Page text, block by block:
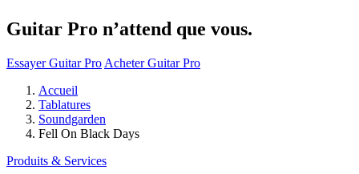
Guitar Pro n’attend que vous.
Essayer Guitar Pro Acheter Guitar Pro
Accueil
Tablatures
Soundgarden
Fell On Black Days
Produits & Services